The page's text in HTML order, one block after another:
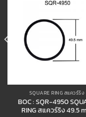
SQUARE RING สแควร์ริง
BOC : SQR-4950
RING สแควร์ริง 49.5